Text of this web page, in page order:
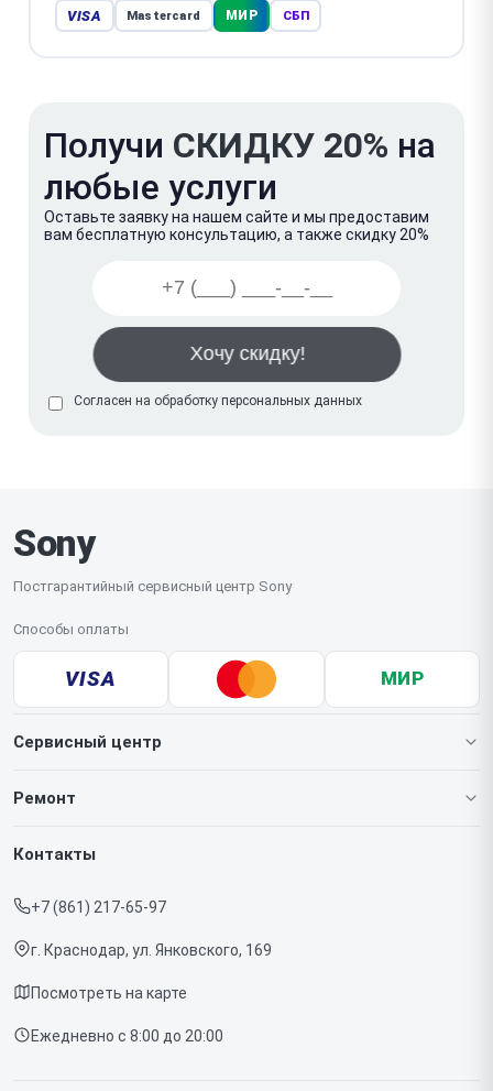
VISA Mastercard МИР СБП
Получи СКИДКУ 20% на
любые услуги
Оставьте заявку на нашем сайте и мы предоставим
вам бесплатную консультацию, а также скидку 20%
Согласен на обработку персональных данных
Sony
Постгарантийный сервисный центр Sony
Способы оплаты
VISA МИР
Сервисный центр
О нашем сервисе
Срочный ремонт
Доставка и способы оплаты
Диагностика
Контакты
Ремонт
Игровых приставок
Контакты
+7 (861) 217-65-97
г. Краснодар, ул. Янковского, 169
Посмотреть на карте
Ежедневно с 8:00 до 20:00